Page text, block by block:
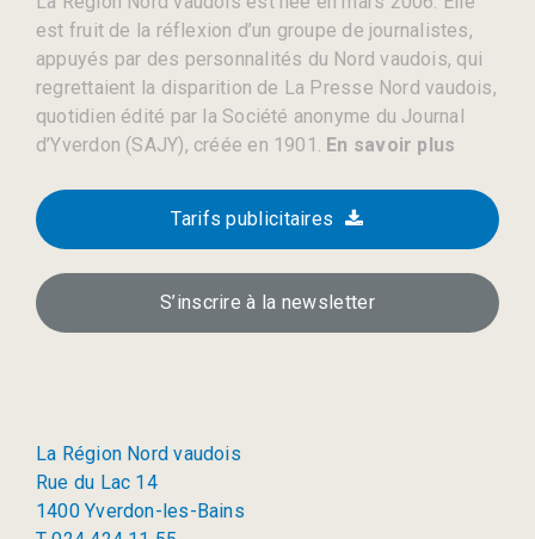
est fruit de la réflexion d’un groupe de journalistes,
appuyés par des personnalités du Nord vaudois, qui
regrettaient la disparition de La Presse Nord vaudois,
quotidien édité par la Société anonyme du Journal
d’Yverdon (SAJY), créée en 1901. En savoir plus
Tarifs publicitaires
S’inscrire à la newsletter
La Région Nord vaudois
Rue du Lac 14
1400 Yverdon-les-Bains